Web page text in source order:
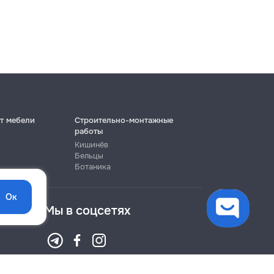
Ок
мебели
Строительно-монтажные
работы
Кишинёв
Бельцы
Ботаника
Мы в соцсетях